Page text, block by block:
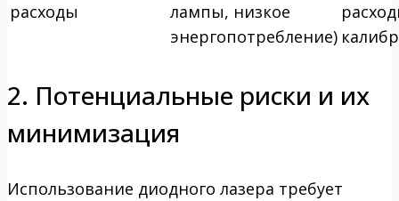
расходы
лампы, низкое
энергопотребление)
2. Потенциальные риски и их
минимизация
Использование диодного лазера требует